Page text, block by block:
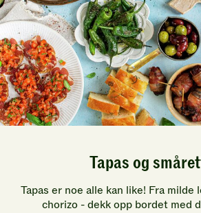
Tapas og
Tapas er noe alle kan like! Fra
chorizo - dekk opp bordet med